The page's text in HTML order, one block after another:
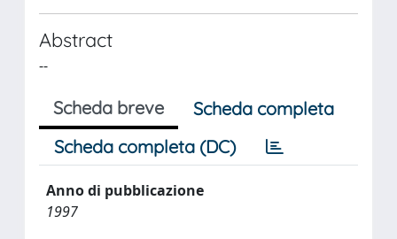
Abstract
--
Scheda breve
Scheda completa
Scheda completa (DC)
Anno di pubblicazione
1997